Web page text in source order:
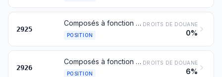
2925
Composés à fonction carboxyimide (y compris la saccharine et ses sels) ou à fonction imine
POSITION
DROITS DE DOUANE
0%
2926
Composés à fonction nitrile
POSITION
DROITS DE DOUANE
6%